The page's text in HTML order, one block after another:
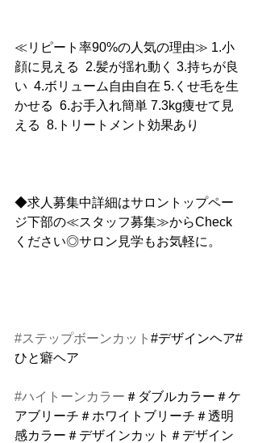
≪リピート率90%の人気の理由≫ 1.小
顔に見える  2.髪が揺れ動く 3.持ちが良
い  4.ボリューム自由自在 5.くせ毛を生
かせる  6.お手入れ簡単 7.3kg痩せて見
える  8.トリートメント効果あり
◆求人募集中詳細はサロントップペー
ジ下部の≪スタッフ募集≫からCheck
ください◎サロン見学もお気軽に。
#ステップボーンカット #デザインヘア#
ひと癖ヘア
#ハイトーンカラー ＃ダブルカラー＃ケ
アブリーチ＃ホワイトブリーチ＃透明
感カラー＃デザインカット＃デザイン